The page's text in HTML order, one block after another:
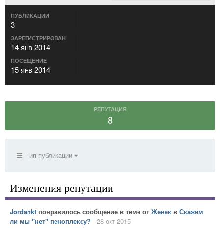
ПУБЛИКАЦИИ
3
ЗАРЕГИСТРИРОВАН
14 янв 2014
ПОСЕЩЕНИЕ
15 янв 2014
РЕПУТАЦИЯ
8
Тип публикации
Изменения репутации
Jordankt понравилось сообщение в теме от Женек в Скажем
ли мы "нет" пеноплексу?
28 окт 2015